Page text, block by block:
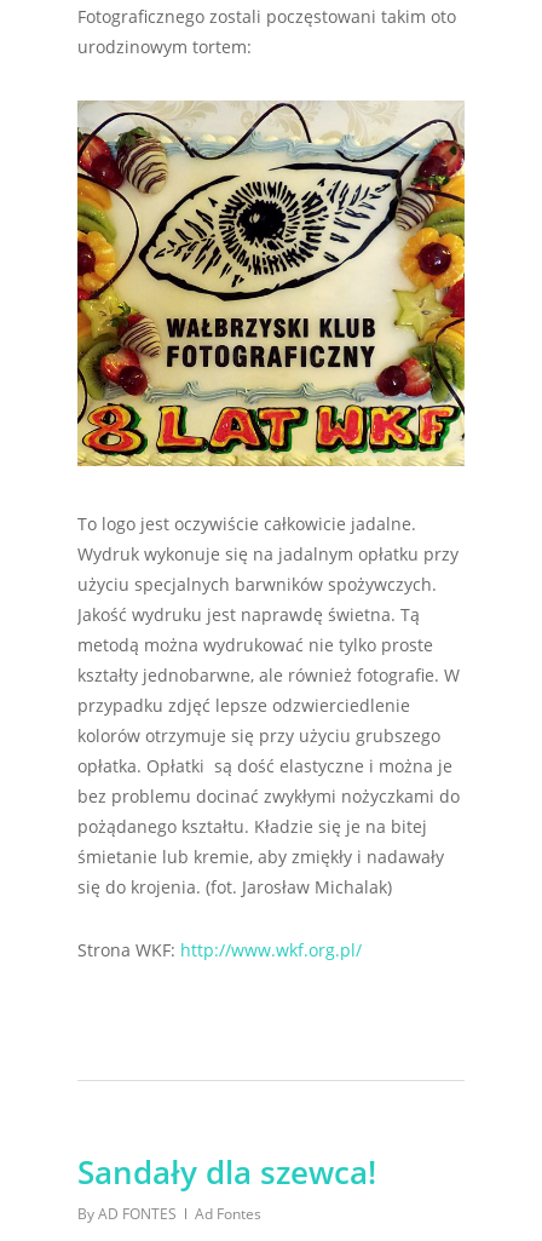
Fotograficznego zostali poczęstowani takim oto
urodzinowym tortem:
To logo jest oczywiście całkowicie jadalne.
Wydruk wykonuje się na jadalnym opłatku przy
użyciu specjalnych barwników spożywczych.
Jakość wydruku jest naprawdę świetna. Tą
metodą można wydrukować nie tylko proste
kształty jednobarwne, ale również fotografie. W
przypadku zdjęć lepsze odzwierciedlenie
kolorów otrzymuje się przy użyciu grubszego
opłatka. Opłatki są dość elastyczne i można je
bez problemu docinać zwykłymi nożyczkami do
pożądanego kształtu. Kładzie się je na bitej
śmietanie lub kremie, aby zmiękły i nadawały
się do krojenia. (fot. Jarosław Michalak)
Strona WKF: http://www.wkf.org.pl/
Sandały dla szewca!
ByAD FONTES Ad Fontes